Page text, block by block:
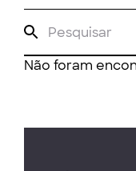
Não foram